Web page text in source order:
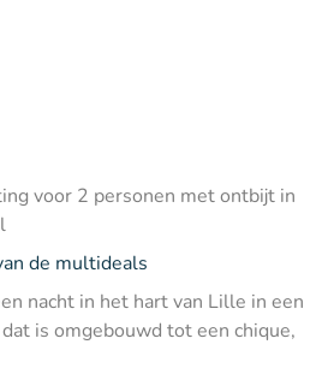
voor 2 personen met ontbijt in
de multideals
nacht in het hart van Lille in een
is omgebouwd tot een chique,